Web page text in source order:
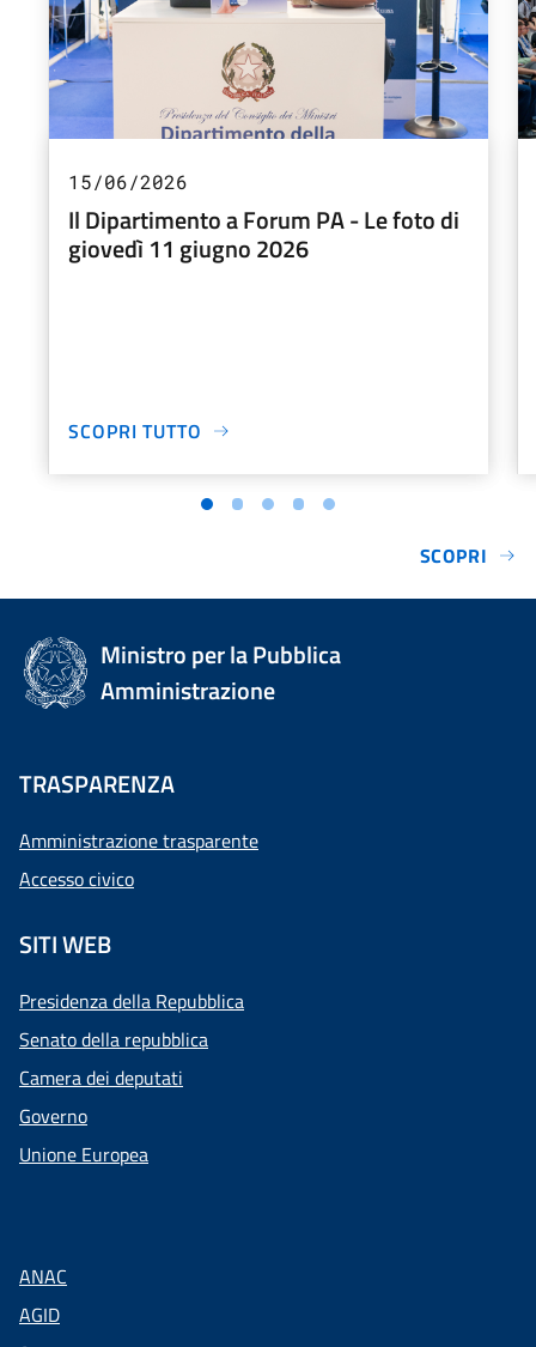
15/06/2026
Il Dipartimento a Forum PA - Le foto di
giovedì 11 giugno 2026
SCOPRI TUTTO
SCOPRI
Ministro per la Pubblica
Amministrazione
TRASPARENZA
Amministrazione trasparente
Accesso civico
SITI WEB
Presidenza della Repubblica
Senato della repubblica
Camera dei deputati
Governo
Unione Europea
ANAC
AGID